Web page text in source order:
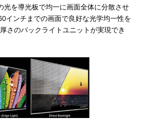
光を導光板で均一に画面全体に分散させ
インチまでの画面で良好な光学均一性を
さのバックライトユニットが実現でき